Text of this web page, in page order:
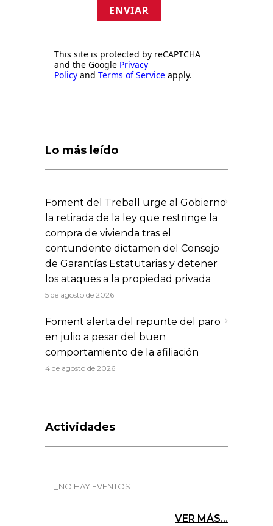
ENVIAR
This site is protected by reCAPTCHA
and the Google Privacy
Policy and Terms of Service apply.
Lo más leído
Foment del Treball urge al Gobierno
la retirada de la ley que restringe la
compra de vivienda tras el
contundente dictamen del Consejo
de Garantías Estatutarias y detener
los ataques a la propiedad privada
5 de agosto de 2026
Foment alerta del repunte del paro
en julio a pesar del buen
comportamiento de la afiliación
4 de agosto de 2026
Actividades
_NO HAY EVENTOS
VER MÁS...